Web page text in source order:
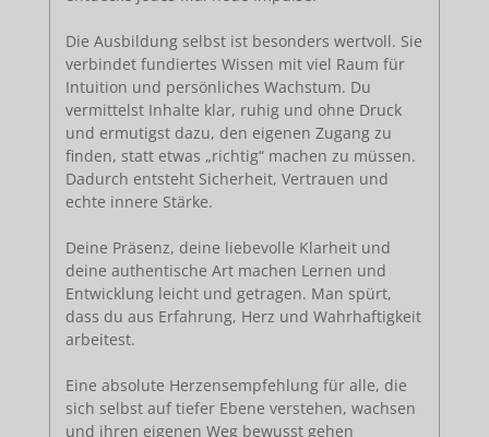
Die Ausbildung selbst ist besonders wertvoll. Sie
verbindet fundiertes Wissen mit viel Raum für
Intuition und persönliches Wachstum. Du
vermittelst Inhalte klar, ruhig und ohne Druck
und ermutigst dazu, den eigenen Zugang zu
finden, statt etwas „richtig“ machen zu müssen.
Dadurch entsteht Sicherheit, Vertrauen und
echte innere Stärke.
Deine Präsenz, deine liebevolle Klarheit und
deine authentische Art machen Lernen und
Entwicklung leicht und getragen. Man spürt,
dass du aus Erfahrung, Herz und Wahrhaftigkeit
arbeitest.
Eine absolute Herzensempfehlung für alle, die
sich selbst auf tiefer Ebene verstehen, wachsen
und ihren eigenen Weg bewusst gehen